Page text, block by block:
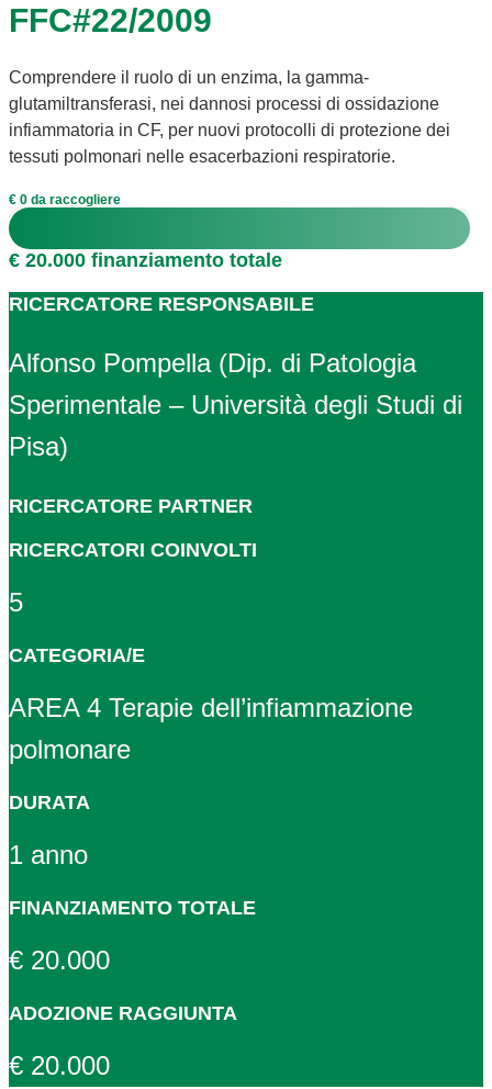
FFC#22/2009
Comprendere il ruolo di un enzima, la gamma-
glutamiltransferasi, nei dannosi processi di ossidazione
infiammatoria in CF, per nuovi protocolli di protezione dei
tessuti polmonari nelle esacerbazioni respiratorie.
€ 0 da raccogliere
€ 20.000 finanziamento totale
RICERCATORE RESPONSABILE
Alfonso Pompella (Dip. di Patologia
Sperimentale – Università degli Studi di
Pisa)
RICERCATORE PARTNER
RICERCATORI COINVOLTI
5
CATEGORIA/E
AREA 4 Terapie dell’infiammazione
polmonare
DURATA
1 anno
FINANZIAMENTO TOTALE
€ 20.000
ADOZIONE RAGGIUNTA
€ 20.000